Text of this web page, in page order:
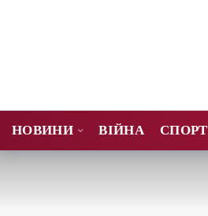
НОВИНИ ВІЙНА СПОРТ